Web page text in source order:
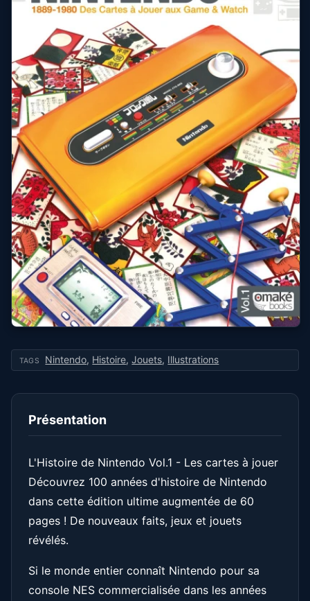
TAGS Nintendo, Histoire,Jouets, Illustrations
Présentation
L'Histoire de Nintendo Vol.1 - Les cartes à jouer
Découvrez 100 années d'histoire de Nintendo
dans cette édition ultime augmentée de 60
pages ! De nouveaux faits, jeux et jouets
révélés.
Si le monde entier connaît Nintendo pour sa
console NES commercialisée dans les années